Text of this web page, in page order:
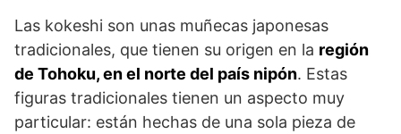
Las kokeshi son unas muñecas japonesas
tradicionales, que tienen su origen en la región
de Tohoku, en el norte del país nipón. Estas
figuras tradicionales tienen un aspecto muy
particular: están hechas de una sola pieza de